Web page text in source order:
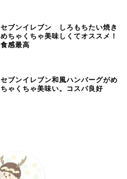
セブンイレブン しろもちたい焼き
めちゃくちゃ美味しくてオススメ！
食感最高
セブンイレブン和風ハンバーグがめ
ちゃくちゃ美味い。コスパ良好